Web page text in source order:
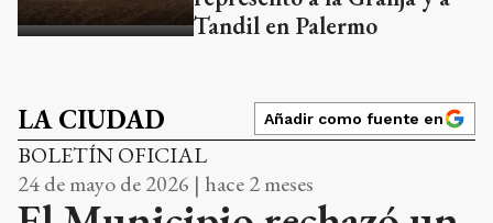
Tandil en Palermo
LA CIUDAD Añadir como fuente en
BOLETÍN OFICIAL
24 de mayo de 2026 | hace 2 meses